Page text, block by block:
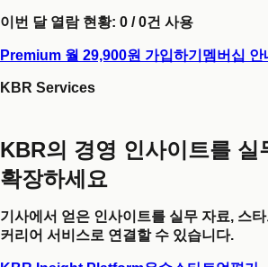
이번 달 열람 현황: 0 /0건 사용
Premium 월 29,900원 가입하기 멤버십 안
KBR Services
KBR의 경영 인사이트를 실
확장하세요
기사에서 얻은 인사이트를 실무 자료, 스타
커리어 서비스로 연결할 수 있습니다.